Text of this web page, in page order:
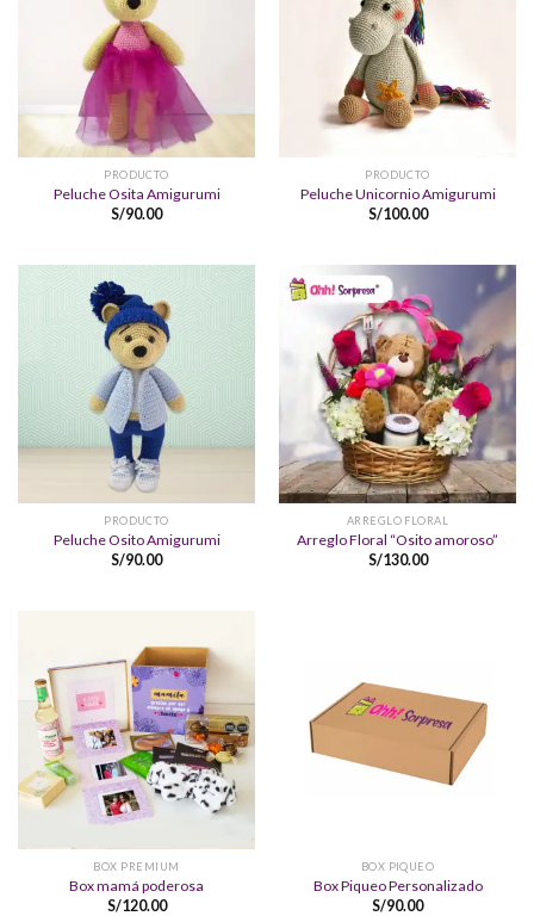
PRODUCTO
Peluche Osita Amigurumi
S/90.00
PRODUCTO
Peluche Unicornio Amigurumi
S/100.00
PRODUCTO
Peluche Osito Amigurumi
S/90.00
ARREGLO FLORAL
Arreglo Floral “Osito amoroso”
S/130.00
BOX PREMIUM
Box mamá poderosa
S/120.00
BOX PIQUEO
Box Piqueo Personalizado
S/90.00